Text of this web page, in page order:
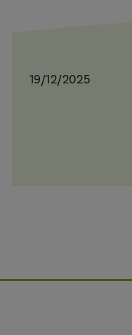
19/12/2025